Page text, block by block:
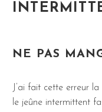
NE PAS
J’ai fait cette erreur
le jeûne intermittent